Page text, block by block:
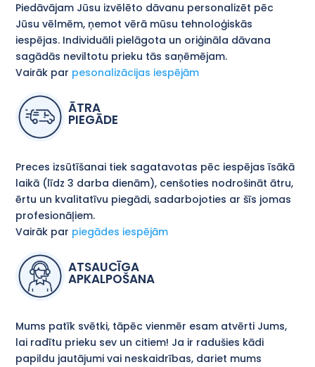
Piedāvājam Jūsu izvēlēto dāvanu personalizēt pēc
Jūsu vēlmēm, ņemot vērā mūsu tehnoloģiskās
iespējas. Individuāli pielāgota un oriģināla dāvana
sagādās neviltotu prieku tās saņēmējam.
Vairāk par pesonalizācijas iespējām
ĀTRA
PIEGĀDE
Preces izsūtīšanai tiek sagatavotas pēc iespējas īsākā
laikā (līdz 3 darba dienām), cenšoties nodrošināt ātru,
ērtu un kvalitatīvu piegādi, sadarbojoties ar šīs jomas
profesionāļiem.
Vairāk par piegādes iespējām
ATSAUCĪGA
APKALPOŠANA
Mums patīk svētki, tāpēc vienmēr esam atvērti Jums,
lai radītu prieku sev un citiem! Ja ir radušies kādi
papildu jautājumi vai neskaidrības, dariet mums